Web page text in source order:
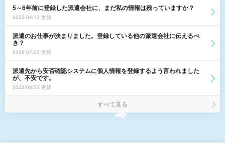
5～6年前に登録した派遣会社に、まだ私の情報は残っていますか？
2022/04/13 更新
派遣のお仕事が決まりました。登録している他の派遣会社に伝えるべ
き？
2026/07/06 更新
派遣先から安否確認システムに個人情報を登録するよう言われました
が、不安です。
2022/06/22 更新
すべて見る